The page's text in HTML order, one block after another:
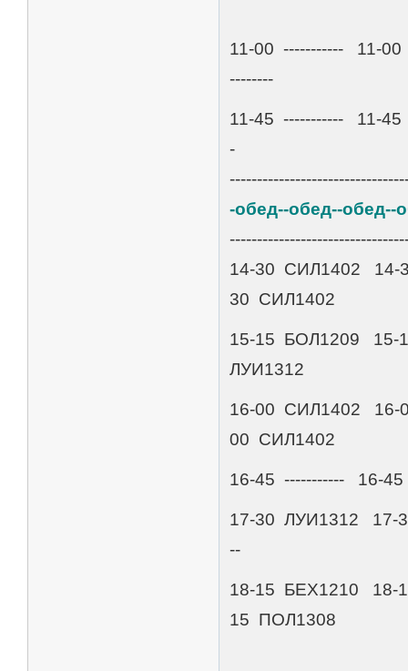
11-00 ----------- 11-
--------
11-45 ----------- 11-
-
-обед--обед--обед--
14-30 СИЛ1402
30 СИЛ1402
15-15 БОЛ1209
ЛУИ1312
16-00 СИЛ1402
00 СИЛ1402
16-45 ----------- 16-
17-30 ЛУИ1312 17-
--
18-15 БЕХ1210
15 ПОЛ1308